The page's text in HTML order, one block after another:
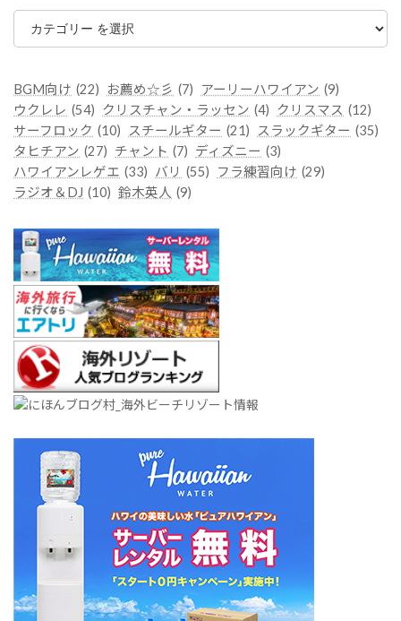
カ
ゴ
ー
BGM向け (22) お薦め☆彡 (7) アーリーハワイアン (9)
ウクレレ (54) クリスチャン・ラッセン (4) クリスマス (12)
サーフロック (10) スチールギター (21) スラックギター (35)
タヒチアン (27) チャント (7) ディズニー (3)
ハワイアンレゲエ (33) バリ (55) フラ練習向け (29)
ラジオ＆DJ (10) 鈴木英人 (9)